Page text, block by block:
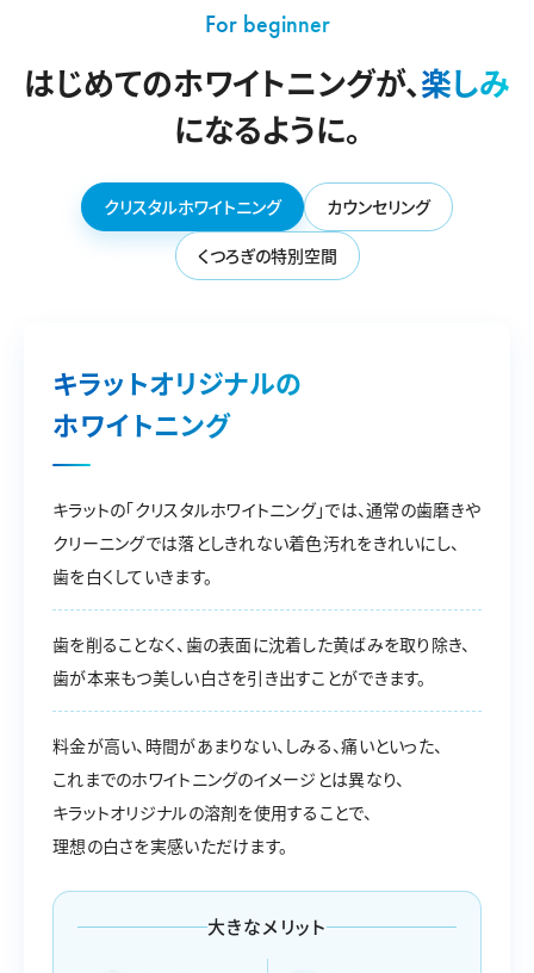
For beginner
はじめてのホワイトニングが、楽しみ
になるように。
クリスタルホワイトニング カウンセリング
くつろぎの特別空間
キラットオリジナルの
ホワイトニング
キラットの「クリスタルホワイトニング」では、通常の歯磨きや
クリーニングでは落としきれない着色汚れをきれいにし、
歯を白くしていきます。
歯を削ることなく、歯の表面に沈着した黄ばみを取り除き、
歯が本来もつ美しい白さを引き出すことができます。
料金が高い、時間があまりない、しみる、痛いといった、
これまでのホワイトニングのイメージとは異なり、
キラットオリジナルの溶剤を使用することで、
理想の白さを実感いただけます。
大きなメリット